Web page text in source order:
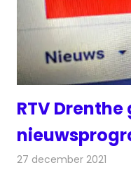
RTV
27 december 2021